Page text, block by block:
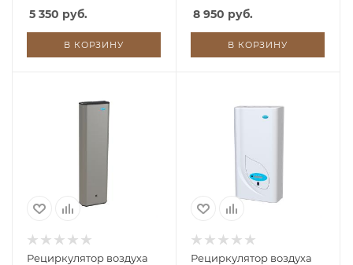
5 350 руб.
В КОРЗИНУ
час) РУ0
8 950 руб.
В КОРЗИНУ
Рециркулятор воздуха
Рециркулятор воздуха